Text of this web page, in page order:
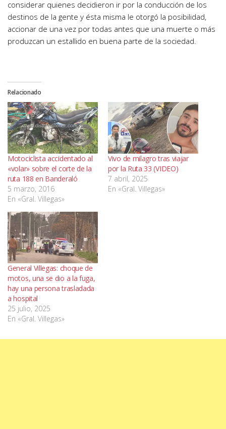
considerar quienes decidieron ir por la conducción de los
destinos de la gente y ésta misma le otorgó la posibilidad,
accionar de una vez por todas antes que una muerte o más
produzcan un estallido en buena parte de la sociedad.
Relacionado
Motociclista accidentado al
«volar» sobre el corte de la
ruta 188 en Banderaló
5 marzo, 2016
En «Gral. Villegas»
Vivo de milagro tras viajar
por la Ruta 33 (VIDEO)
7 abril, 2025
En «Gral. Villegas»
General Villegas: choque de
motos, una se dio a la fuga,
hay una persona trasladada
a hospital
25 julio, 2025
En «Gral. Villegas»